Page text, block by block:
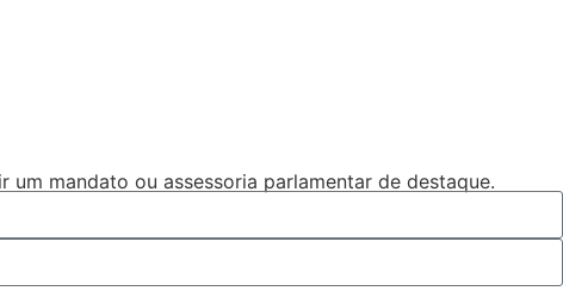
um mandato ou assessoria parlamentar de destaque.